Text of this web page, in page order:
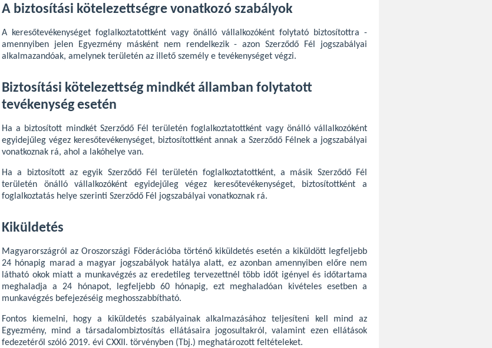
A biztosítási kötelezettségre vonatkozó szabályok
A keresőtevékenységet foglalkoztatottként vagy önálló vállalkozóként folytató biztosítottra -
amennyiben jelen Egyezmény másként nem rendelkezik - azon Szerződő Fél jogszabályai
alkalmazandóak, amelynek területén az illető személy e tevékenységet végzi.
Biztosítási kötelezettség mindkét államban folytatott
tevékenység esetén
Ha a biztosított mindkét Szerződő Fél területén foglalkoztatottként vagy önálló vállalkozóként
egyidejűleg végez keresőtevékenységet, biztosítottként annak a Szerződő Félnek a jogszabályai
vonatkoznak rá, ahol a lakóhelye van.
Ha a biztosított az egyik Szerződő Fél területén foglalkoztatottként, a másik Szerződő Fél
területén önálló vállalkozóként egyidejűleg végez keresőtevékenységet, biztosítottként a
foglalkoztatás helye szerinti Szerződő Fél jogszabályai vonatkoznak rá.
Kiküldetés
Magyarországról az Oroszországi Föderációba történő kiküldetés esetén a kiküldött legfeljebb
24 hónapig marad a magyar jogszabályok hatálya alatt, ez azonban amennyiben előre nem
látható okok miatt a munkavégzés az eredetileg tervezettnél több időt igényel és időtartama
meghaladja a 24 hónapot, legfeljebb 60 hónapig, ezt meghaladóan kivételes esetben a
munkavégzés befejezéséig meghosszabbítható.
Fontos kiemelni, hogy a kiküldetés szabályainak alkalmazásához teljesíteni kell mind az
Egyezmény, mind a társadalombiztosítás ellátásaira jogosultakról, valamint ezen ellátások
fedezetéről szóló 2019. évi CXXII. törvényben (Tbj.) meghatározott feltételeket.